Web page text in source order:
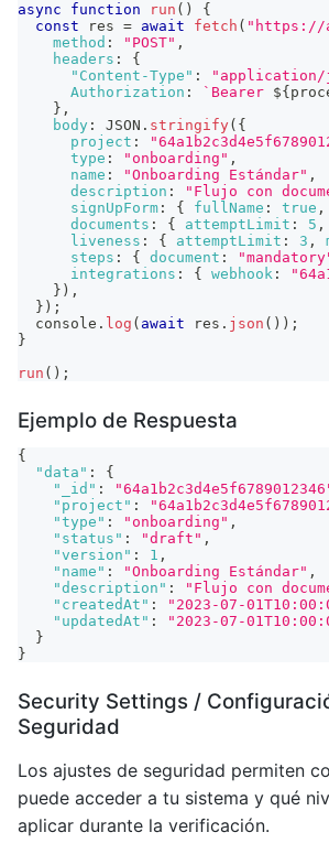
async
function run ( )
{
const res = await fetch ( "https://
method : "POST" ,
headers :
{
"Content-Type" : "application/
Authorization : ` Bearer ${
} ,
body : JSON . stringify( {
project :
type : "onboarding" ,
name : "Onboarding Estándar" ,
description : "Flujo con
signUpForm : { fullName : true ,
documents : { attemptLimit : 5 ,
liveness : { attemptLimit : 3 ,
steps : { document :
integrations : { webhook :
} ) ,
} ) ;
console . log ( await res . json ( ) ) ;
}
run ( ) ;
Ejemplo de Respuesta
{
"data" :
{
"_id" :
"project" :
"type" : "onboarding" ,
"status" : "draft" ,
"version" : 1 ,
"name" : "Onboarding Estándar" ,
"description" : "Flujo con
"createdAt" : "2023-07-
"updatedAt" :
"2023-07-
}
}
Security Settings /
Seguridad
Los ajustes de seguridad permiten
puede acceder a tu sistema y qué
aplicar durante la verificación.